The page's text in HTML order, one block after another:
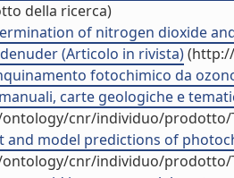
della ricerca)
of nitrogen dioxide
(Articolo in rivista)
fotochimico da
carte geologiche e
cnr/individuo/prodotto/
and model predictions of
cnr/individuo/prodotto/